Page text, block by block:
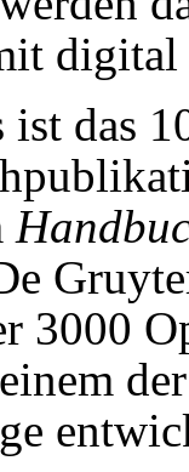
ist das
3000